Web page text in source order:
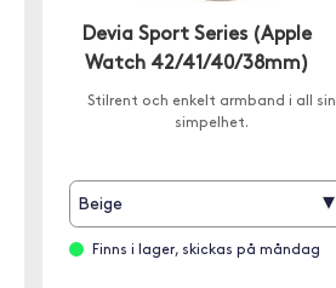
Devia Sport Series (Apple
Watch 42/41/40/38mm)
Stilrent och enkelt armband i all sin
simpelhet.
Beige ▾
Finns i lager, skickas på måndag